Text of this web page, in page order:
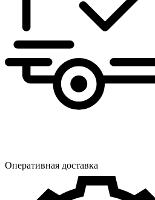
Оперативная доставка